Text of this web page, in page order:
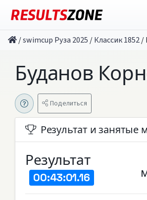
/swimcup Руза 2025 /Классик 1852/
Буданов
Поделиться
Результат и занятые
Результат
00:43:01.16